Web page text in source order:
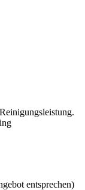
entsprechen)